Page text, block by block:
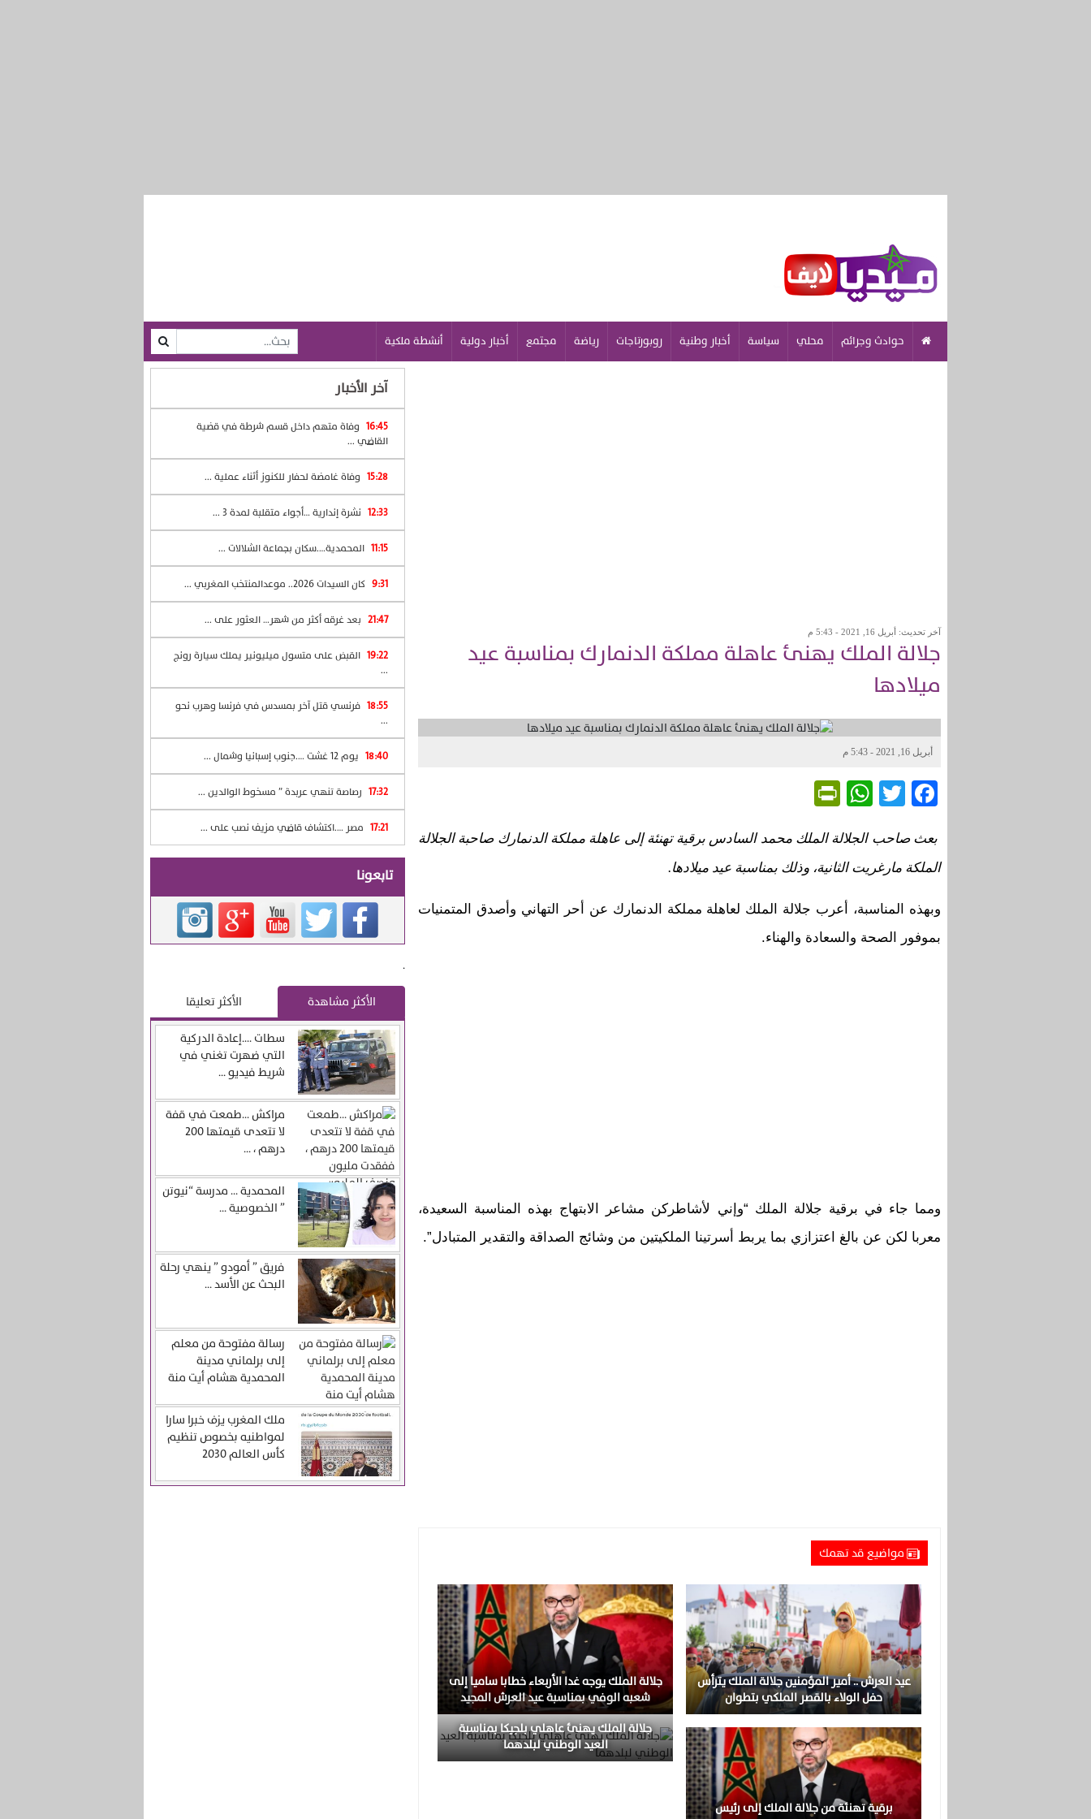
حوادث وجرائم محلي سياسة أخبار وطنية روبورتاجات رياضة مجتمع أخبار دولية أنشطة ملكية
آخر تحديث: أبريل 16, 2021 - 5:43 م
جلالة الملك يهنئ عاهلة مملكة الدنمارك بمناسبة عيد
ميلادها
أبريل 16, 2021 - 5:43 م
Facebook
Twitter
WhatsApp
بعث صاحب الجلالة الملك محمد السادس برقية تهنئة إلى عاهلة مملكة الدنمارك صاحبة الجلالة
الملكة مارغريت الثانية، وذلك بمناسبة عيد ميلادها.
وبهذه المناسبة، أعرب جلالة الملك لعاهلة مملكة الدنمارك عن أحر التهاني وأصدق المتمنيات
بموفور الصحة والسعادة والهناء.
ومما جاء في برقية جلالة الملك “وإني لأشاطركن مشاعر الابتهاج بهذه المناسبة السعيدة،
معربا لكن عن بالغ اعتزازي بما يربط أسرتينا الملكيتين من وشائج الصداقة والتقدير المتبادل”.
مواضيع قد تهمك
عيد العرش .. أمير المؤمنين جلالة الملك يترأس
حفل الولاء بالقصر الملكي بتطوان
جلالة الملك يوجه غدا الأربعاء خطابا ساميا إلى
شعبه الوفي بمناسبة عيد العرش المجيد
برقية تهنئة من جلالة الملك إلى رئيس
جلالة الملك يهنئ عاهلي بلجيكا بمناسبة
العيد الوطني لبلدهما
آخر الأخبار
16:45 وفاة متهم داخل قسم شرطة في قضية
القاضي ...
15:28 وفاة غامضة لحفار للكنوز أثناء عملية ...
12:33 نشرة إندارية …أجواء متقلبة لمدة 3 ...
11:15 المحمدية….سكان بجماعة الشلالات ...
9:31 كان السيدات 2026.. موعدالمنتخب المغربي ...
21:47 بعد غرقه أكثر من شهر… العثور على ...
19:22 القبض على متسول ميليونير يملك سيارة رونج
...
18:55 فرنسي قتل آخر بمسدس في فرنسا وهرب نحو
...
18:40 يوم 12 غشت ….جنوب إسبانيا وشمال ...
17:32 رصاصة تنهي عربدة ” مسخوط الوالدين ...
17:21 مصر ….اكتشاف قاضي مزيف نصب على ...
تابعونا
.
الأكثر مشاهدة
الأكثر تعليقا
سطات ….إعادة الدركية
التي ضهرت تغني في
شريط فيديو ...
مراكش …طمعت في قفة
لا تتعدى قيمتها 200
درهم ، ...
المحمدية … مدرسة “نيوتن
” الخصوصية ...
فريق ” أمودو ” ينهي رحلة
البحث عن الأسد ...
رسالة مفتوحة من معلم
إلى برلماني مدينة
المحمدية هشام أيت منة
ملك المغرب يزف خبرا سارا
لمواطنيه بخصوص تنظيم
كأس العالم 2030